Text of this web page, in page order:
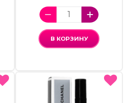
В КОРЗИНУ